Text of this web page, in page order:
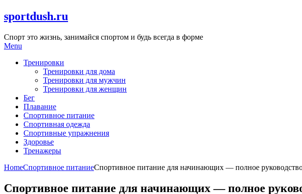
Skip
to
sportdush.ru
Спорт это жизнь, занимайся спортом и будь всегда в форме
Menu
Тренировки
Тренировки для дома
Тренировки для мужчин
Тренировки для женщин
Бег
Плавание
Спортивное питание
Спортивная одежда
Спортивные упражнения
Здоровье
Тренажеры
HomeСпортивное питаниеСпортивное питание для начинающих — полное
Спортивное питание для начинающих — полное